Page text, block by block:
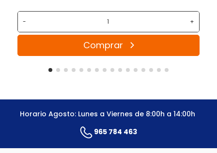
- +
Comprar
Horario Agosto: Lunes a Viernes de 8:00h a 14:00h
965 784 463